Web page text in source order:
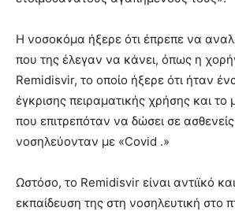
Η νοσοκόμα ήξερε ότι έπρεπε να
που της έλεγαν να κάνει, όπως η
Remidisvir, το οποίο ήξερε ότι ήταν
έγκρισης πειραματικής χρήσης και
που επιτρεπόταν να δώσει σε
νοσηλεύονταν με «Covid .»
Ωστόσο, το Remidisvir είναι αντιϊκό
εκπαίδευση της στη νοσηλευτική στο